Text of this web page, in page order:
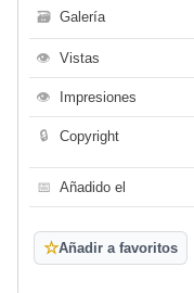
🗃 Galería
👁 Vistas
👁 Impresiones
🔒 Copyright
📅 Añadido el
☆Añadir a favoritos